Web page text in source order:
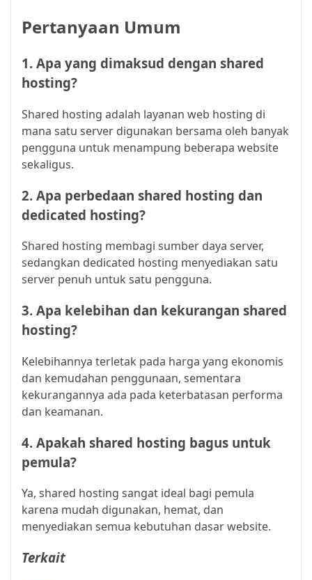
Pertanyaan Umum
1. Apa yang dimaksud dengan shared
hosting?
Shared hosting adalah layanan web hosting di
mana satu server digunakan bersama oleh banyak
pengguna untuk menampung beberapa website
sekaligus.
2. Apa perbedaan shared hosting dan
dedicated hosting?
Shared hosting membagi sumber daya server,
sedangkan dedicated hosting menyediakan satu
server penuh untuk satu pengguna.
3. Apa kelebihan dan kekurangan shared
hosting?
Kelebihannya terletak pada harga yang ekonomis
dan kemudahan penggunaan, sementara
kekurangannya ada pada keterbatasan performa
dan keamanan.
4. Apakah shared hosting bagus untuk
pemula?
Ya, shared hosting sangat ideal bagi pemula
karena mudah digunakan, hemat, dan
menyediakan semua kebutuhan dasar website.
Terkait